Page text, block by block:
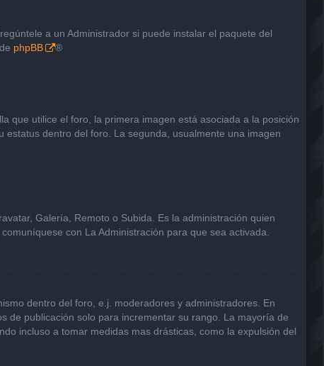
a un Administrador si puede instalar el paquete del
phpBB ®
que utilice el foro, la primera imagen está asociada a la posición
dentro del foro. La segunda, usualmente una imagen
Galería, Remoto o Subida. Es la administración quien
con La Administración para que sea activada.
dentro del foro, e.j. moderadores y administradores. En
de publicación solo para incrementar su rango. La mayoría de
incluso a tomar medidas mas drásticas, como la expulsión del